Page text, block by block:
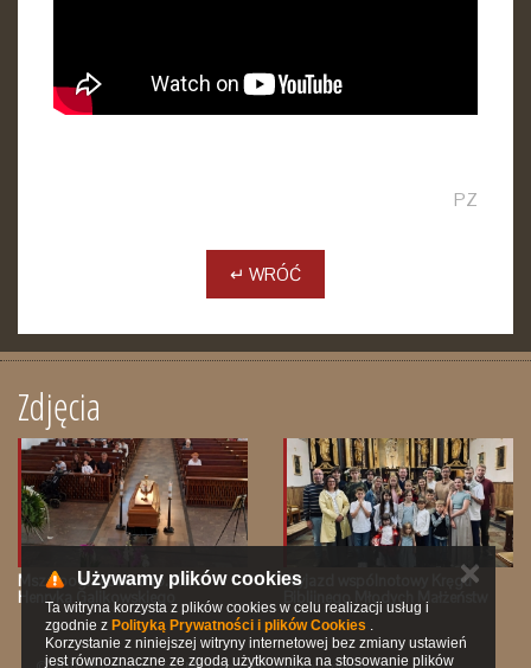
PZ
↵ WRÓĆ
Zdjęcia
Msza pogrzebowa śp. Ks.
Henryka Galikowskiego
Wyjazd wspólnotowy Kręgu
Biblijnego Młodych Małżeństw
Używamy plików cookies
Ta witryna korzysta z plików cookies w celu realizacji usług i
zgodnie z Polityką Prywatności i plików Cookies .
Korzystanie z niniejszej witryny internetowej bez zmiany ustawień
jest równoznaczne ze zgodą użytkownika na stosowanie plików
✕